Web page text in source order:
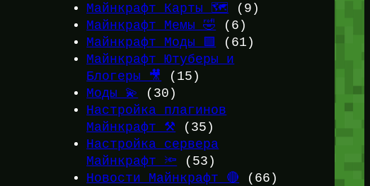
Майнкрафт Карты 🗺️ (9)
Майнкрафт Мемы 🤣 (6)
Майнкрафт Моды 🟩
(61)
Майнкрафт Ютуберы и
Блогеры 🎥
(15)
Моды 💫
(30)
Настройка плагинов
Майнкрафт ⚒️ (35)
Настройка сервера
Майнкрафт 🔦 (53)
Новости Майнкрафт 🔴 (66)